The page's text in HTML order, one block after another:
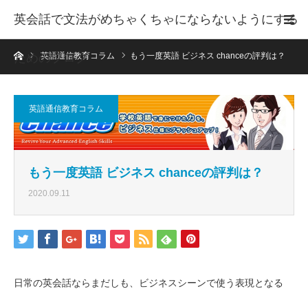
英会話で文法がめちゃくちゃにならないようにする
ためのブログ
ホーム英語通信教育コラム もう一度英語 ビジネス chanceの評判は？
英語通信教育コラム
もう一度英語 ビジネス chanceの評判は？
2020.09.11
日常の英会話ならまだしも、ビジネスシーンで使う表現となる